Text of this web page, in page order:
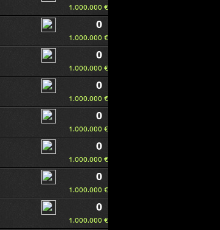
1.000.000 €
0
1.000.000 €
0
1.000.000 €
0
1.000.000 €
0
1.000.000 €
0
1.000.000 €
0
1.000.000 €
0
1.000.000 €